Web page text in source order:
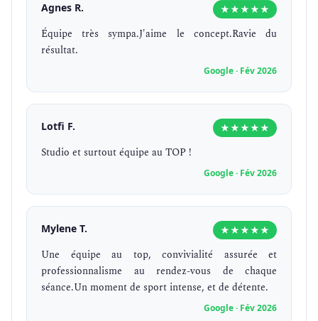
Agnes R. ★★★★★
Équipe très sympa.J'aime le concept.Ravie du
résultat.
Google · Fév 2026
Lotfi F. ★★★★★
Studio et surtout équipe au TOP !
Google · Fév 2026
Mylene T. ★★★★★
Une équipe au top, convivialité assurée et
professionnalisme au rendez-vous de chaque
séance.Un moment de sport intense, et de détente.
Google · Fév 2026